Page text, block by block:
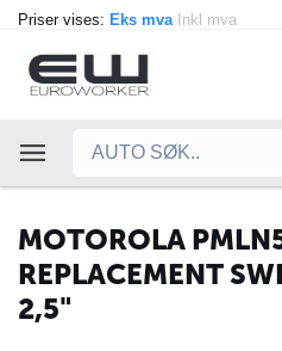
Priser vises: Eks mva Inkl mva
MOTOROLA
REPLACEMENT
2,5"